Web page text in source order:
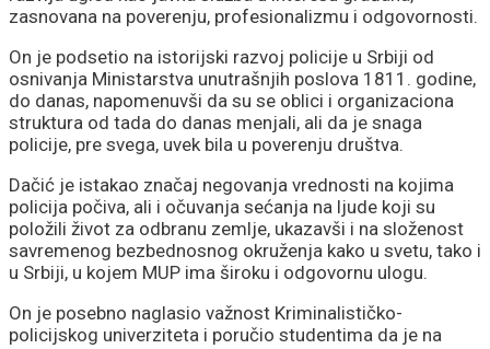
zasnovana na poverenju, profesionalizmu i odgovornosti.
On je podsetio na istorijski razvoj policije u Srbiji od
osnivanja Ministarstva unutrašnjih poslova 1811. godine,
do danas, napomenuvši da su se oblici i organizaciona
struktura od tada do danas menjali, ali da je snaga
policije, pre svega, uvek bila u poverenju društva.
Dačić je istakao značaj negovanja vrednosti na kojima
policija počiva, ali i očuvanja sećanja na ljude koji su
položili život za odbranu zemlje, ukazavši i na složenost
savremenog bezbednosnog okruženja kako u svetu, tako i
u Srbiji, u kojem MUP ima široku i odgovornu ulogu.
On je posebno naglasio važnost Kriminalističko-
policijskog univerziteta i poručio studentima da je na